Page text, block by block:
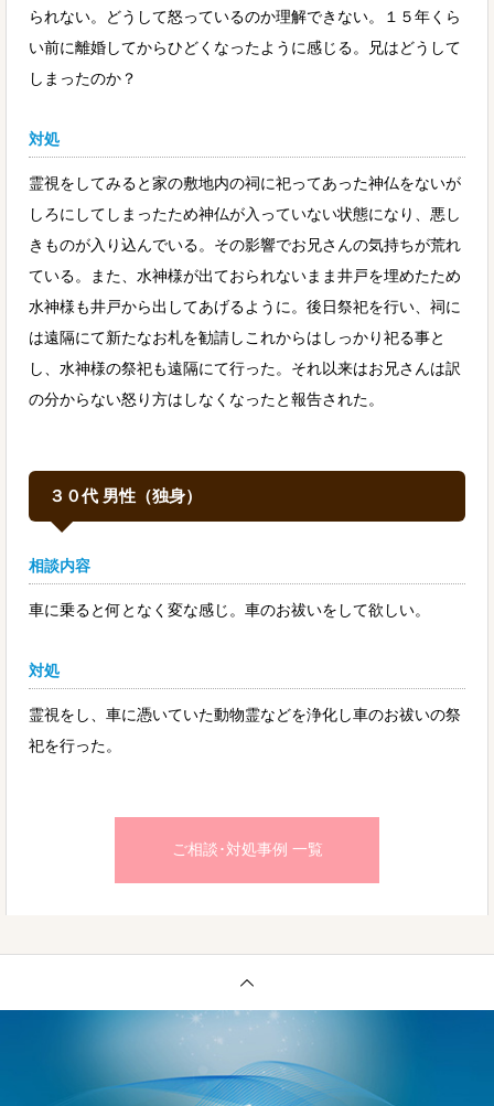
られない。どうして怒っているのか理解できない。１５年くら
い前に離婚してからひどくなったように感じる。兄はどうして
しまったのか？
対処
霊視をしてみると家の敷地内の祠に祀ってあった神仏をないが
しろにしてしまったため神仏が入っていない状態になり、悪し
きものが入り込んでいる。その影響でお兄さんの気持ちが荒れ
ている。また、水神様が出ておられないまま井戸を埋めたため
水神様も井戸から出してあげるように。後日祭祀を行い、祠に
は遠隔にて新たなお札を勧請しこれからはしっかり祀る事と
し、水神様の祭祀も遠隔にて行った。それ以来はお兄さんは訳
の分からない怒り方はしなくなったと報告された。
３０代 男性（独身）
相談内容
車に乗ると何となく変な感じ。車のお祓いをして欲しい。
対処
霊視をし、車に憑いていた動物霊などを浄化し車のお祓いの祭
祀を行った。
ご相談･対処事例 一覧